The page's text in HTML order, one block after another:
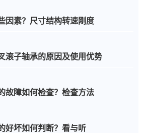
因素？尺寸结构转速刚度
滚子轴承的原因及使用优势
故障如何检查？检查方法
好坏如何判断？看与听